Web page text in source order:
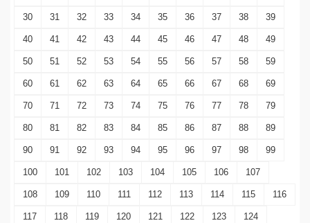
30 31 32 33 34 35 36 37 38 39
40 41 42 43 44 45 46 47 48 49
50 51 52 53 54 55 56 57 58 59
60 61 62 63 64 65 66 67 68 69
70 71 72 73 74 75 76 77 78 79
80 81 82 83 84 85 86 87 88 89
90 91 92 93 94 95 96 97 98 99
100 101 102 103 104 105 106 107
108 109 110 111 112 113 114 115 116
117 118 119 120 121 122 123 124